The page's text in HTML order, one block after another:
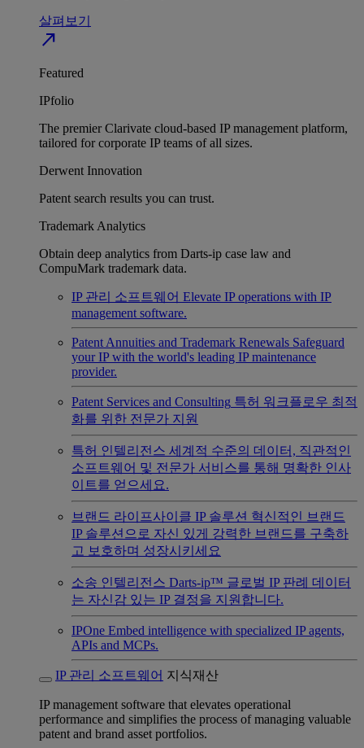
살펴보기
north_east
Featured
IPfolio
The premier Clarivate cloud-based IP management platform,
tailored for corporate IP teams of all sizes.
Derwent Innovation
Patent search results you can trust.
Trademark Analytics
Obtain deep analytics from Darts-ip case law and
CompuMark trademark data.
IP 관리 소프트웨어 Elevate IP operations with IP
management software.
Patent Annuities and Trademark Renewals Safeguard
your IP with the world's leading IP maintenance
provider.
Patent Services and Consulting 특허 워크플로우 최적
화를 위한 전문가 지원
특허 인텔리전스 세계적 수준의 데이터, 직관적인
소프트웨어 및 전문가 서비스를 통해 명확한 인사
이트를 얻으세요.
브랜드 라이프사이클 IP 솔루션 혁신적인 브랜드
IP 솔루션으로 자신 있게 강력한 브랜드를 구축하
고 보호하며 성장시키세요
소송 인텔리전스 Darts-ip™ 글로벌 IP 판례 데이터
는 자신감 있는 IP 결정을 지원합니다.
IPOne Embed intelligence with specialized IP agents,
APIs and MCPs.
IP 관리 소프트웨어 지식재산
IP management software that elevates operational
performance and simplifies the process of managing valuable
patent and brand asset portfolios.